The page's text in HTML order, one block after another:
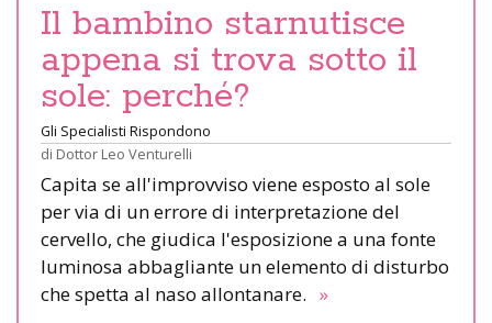
Il bambino starnutisce
appena si trova sotto il
sole: perché?
Gli Specialisti Rispondono
di Dottor Leo Venturelli
Capita se all'improvviso viene esposto al sole
per via di un errore di interpretazione del
cervello, che giudica l'esposizione a una fonte
luminosa abbagliante un elemento di disturbo
che spetta al naso allontanare. »